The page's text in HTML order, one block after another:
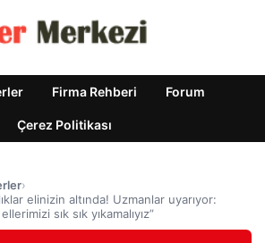
Firma Rehberi Forum
Çerez Politikası
›
elinizin altında! Uzmanlar uyarıyor:
sık sık yıkamalıyız”